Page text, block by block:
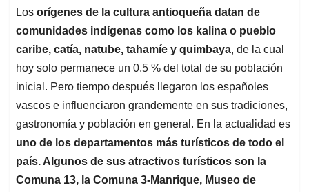
Los orígenes de la cultura antioqueña datan de
comunidades indígenas como los kalina o pueblo
caribe, catía, natube, tahamíe y quimbaya, de la cual
hoy solo permanece un 0,5 % del total de su población
inicial. Pero tiempo después llegaron los españoles
vascos e influenciaron grandemente en sus tradiciones,
gastronomía y población en general. En la actualidad es
uno de los departamentos más turísticos de todo el
país. Algunos de sus atractivos turísticos son la
Comuna 13, la Comuna 3-Manrique, Museo de